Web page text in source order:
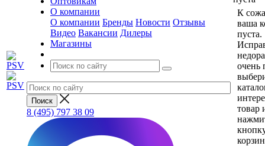
О компании
О компании Бренды Новости Отзывы
Видео Вакансии Дилеры
Магазины
8 (495) 797 38 09
К
ваша
пуста.
очень
товар